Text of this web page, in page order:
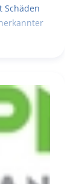
Schäden